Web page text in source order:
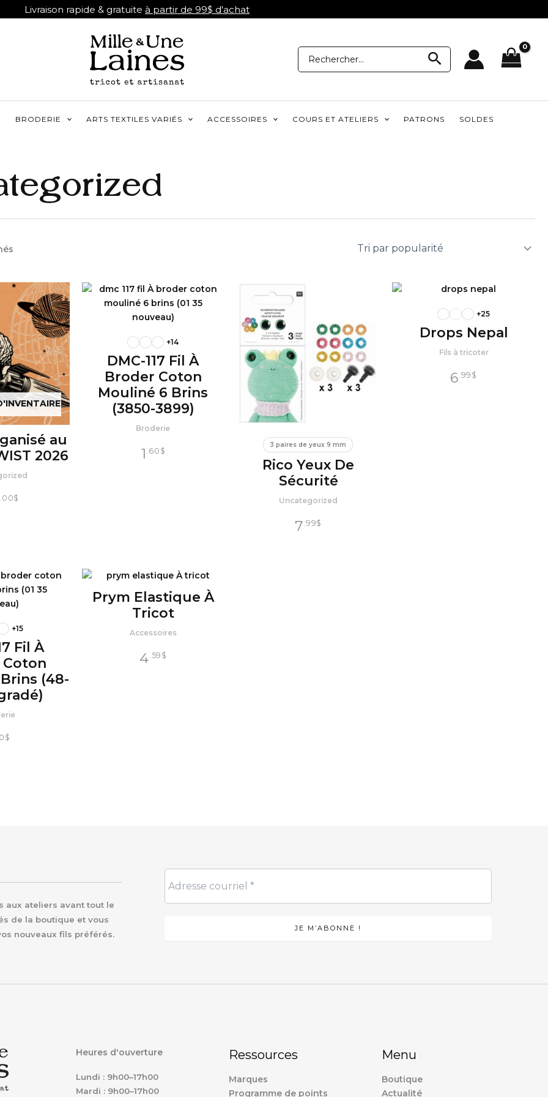
Livraison rapide & gratuite à partir de 99$ d'achat
Recherche
pour:
Recherche
BRODERIE ARTS TEXTILES VARIÉS ACCESSOIRES COURS ET ATELIERS PATRONS SOLDES
Trié
au
2026
.00$
+14
DMC-117 Fil À
Broder Coton
Mouliné 6 Brins
(3850-3899)
Broderie
1 .60 $
3 paires de yeux 9 mm
Rico Yeux De
Sécurité
Uncategorized
7 .99$
+25
Drops Nepal
Fils à tricoter
6 .99 $
+15
Fil À
(48-
$
Prym Elastique À
Tricot
Accessoires
4 .59 $
aux ateliers avant tout le
de la boutique et vous
nouveaux fils préférés.
Heures d'ouverture
Lundi : 9h00–17h00
Mardi : 9h00–17h00
Ressources
Marques
Programme de points
Menu
Boutique
Actualité